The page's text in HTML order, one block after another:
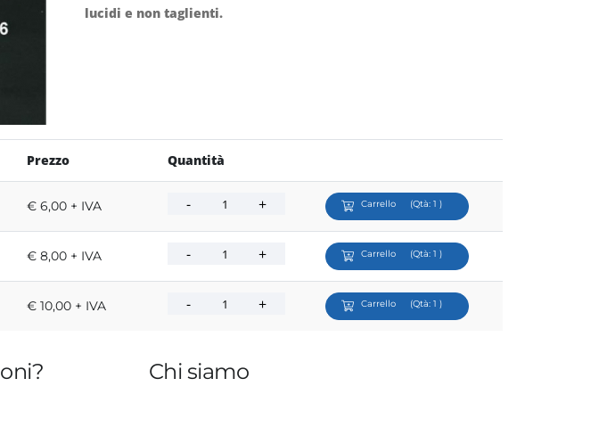
lucidi e non taglienti.
Prezzo Quantità
€ 6,00 + IVA Carrello (Qtà:1 )
€ 8,00 + IVA Carrello (Qtà:1 )
€ 10,00 + IVA Carrello (Qtà:1 )
Chi siamo